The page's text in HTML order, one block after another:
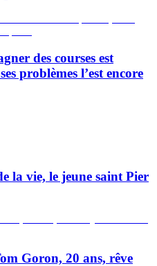
des courses est
problèmes l’est encore
la vie, le jeune saint Pier
Goron, 20 ans, rêve